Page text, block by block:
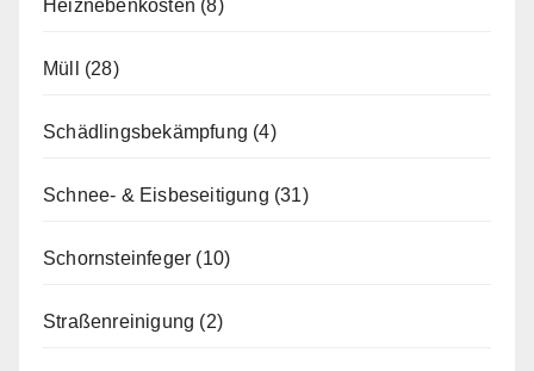
Heiznebenkosten (8)
Müll (28)
Schädlingsbekämpfung (4)
Schnee- & Eisbeseitigung (31)
Schornsteinfeger (10)
Straßenreinigung (2)